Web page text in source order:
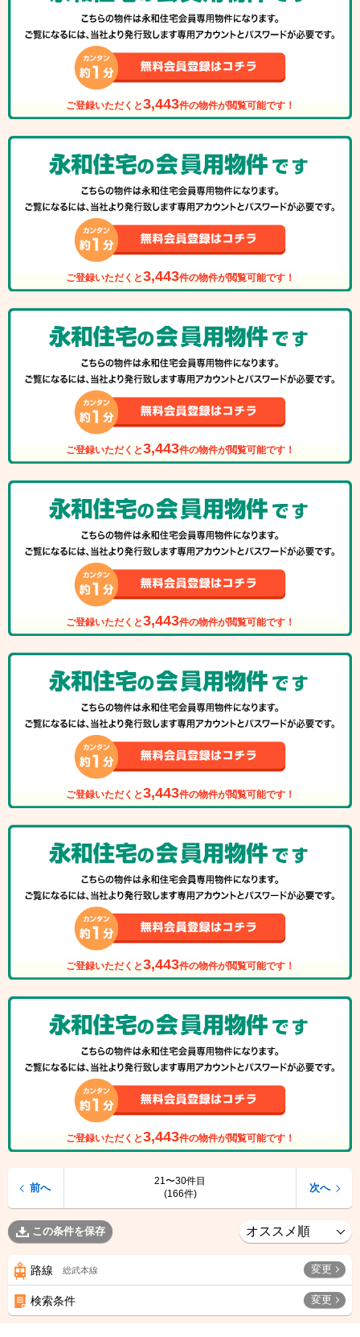
ご登録いただくと3,443件の物件が閲覧可能です！
ご登録いただくと3,443件の物件が閲覧可能です！
ご登録いただくと3,443件の物件が閲覧可能です！
ご登録いただくと3,443件の物件が閲覧可能です！
ご登録いただくと3,443件の物件が閲覧可能です！
ご登録いただくと3,443件の物件が閲覧可能です！
ご登録いただくと3,443件の物件が閲覧可能です！
21〜30件目
(166件)
前へ 次へ
この条件を保存
路線 総武本線 変更
検索条件 変更